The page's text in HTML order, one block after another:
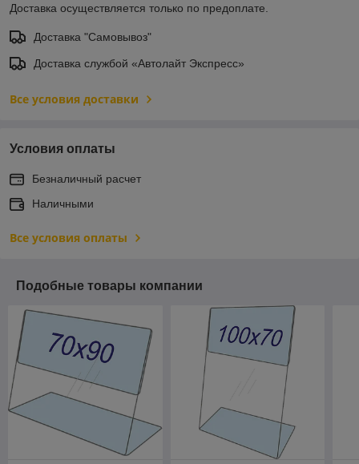
Доставка осуществляется только по предоплате.
Доставка "Самовывоз"
Доставка службой «Автолайт Экспресс»
Все условия доставки
Условия оплаты
Безналичный расчет
Наличными
Все условия оплаты
Подобные товары компании